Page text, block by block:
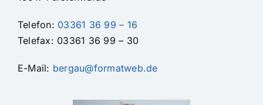
Telefon: 03361 36 99 – 16
Telefax: 03361 36 99 – 30
E-Mail: bergau@formatweb.de